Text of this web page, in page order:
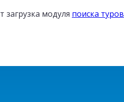
загрузка модуля поиска туров